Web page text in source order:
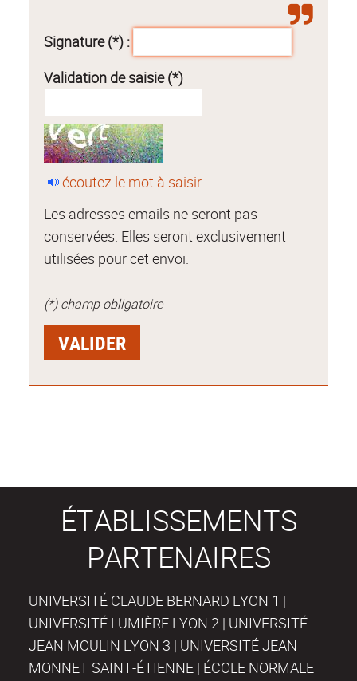
Signature (*) :
Validation de saisie (*)
écoutez le mot à saisir
Les adresses emails ne seront pas
conservées. Elles seront exclusivement
utilisées pour cet envoi.
(*) champ obligatoire
ÉTABLISSEMENTS
PARTENAIRES
UNIVERSITÉ CLAUDE BERNARD LYON 1 |
UNIVERSITÉ LUMIÈRE LYON 2 | UNIVERSITÉ
JEAN MOULIN LYON 3 | UNIVERSITÉ JEAN
MONNET SAINT-ÉTIENNE | ÉCOLE NORMALE